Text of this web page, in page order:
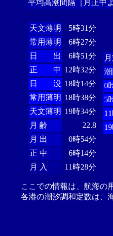
平均高潮間隔［月正中
天文薄明
5時31分
常用薄明
6時27分
日 出
6時51分
正 中 12時32分
日 没 18時14分
常用薄明 18時38分
天文薄明 19時34分
月 齢
22.8
月 出
0時54分
正 中
6時14分
月 入
11時28分
潮
0
5
ここでの情報は、航海の
各港の潮汐調和定数は、